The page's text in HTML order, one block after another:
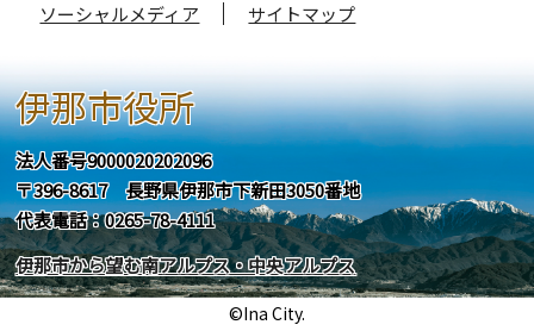
ソーシャルメディア
サイトマップ
伊那市役所
法人番号9000020202096
〒396-8617 長野県伊那市下新田3050番地
代表電話：0265-78-4111
伊那市から望む南アルプス・中央アルプス
©Ina City.